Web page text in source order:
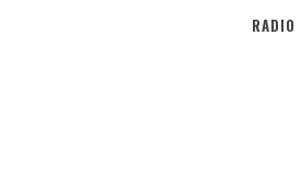
RADIO